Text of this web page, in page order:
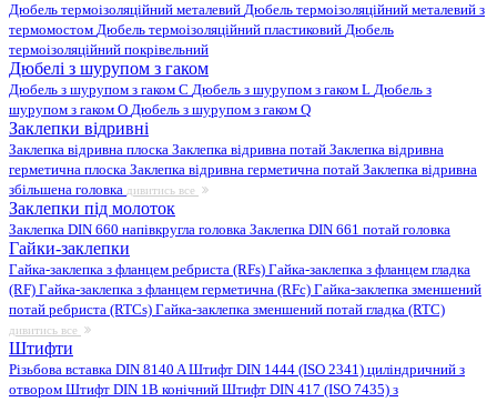
Дюбель термоізоляційний металевий Дюбель термоізоляційний металевий з
термомостом Дюбель термоізоляційний пластиковий Дюбель
термоізоляційний покрівельний
Дюбелі з шурупом з гаком
Дюбель з шурупом з гаком C Дюбель з шурупом з гаком L Дюбель з
шурупом з гаком O Дюбель з шурупом з гаком Q
Заклепки відривні
Заклепка відривна плоска Заклепка відривна потай Заклепка відривна
герметична плоска Заклепка відривна герметична потай Заклепка відривна
збільшена головка дивитись все
Заклепки під молоток
Заклепка DIN 660 напівкругла головка Заклепка DIN 661 потай головка
Гайки-заклепки
Гайка-заклепка з фланцем ребриста (RFs) Гайка-заклепка з фланцем гладка
(RF) Гайка-заклепка з фланцем герметична (RFc) Гайка-заклепка зменшений
потай ребриста (RTCs) Гайка-заклепка зменшений потай гладка (RTC)
дивитись все
Штифти
Різьбова вставка DIN 8140 AШтифт DIN 1444 (ISO 2341) циліндричний з
отвором Штифт DIN 1B конічний Штифт DIN 417 (ISO 7435) з